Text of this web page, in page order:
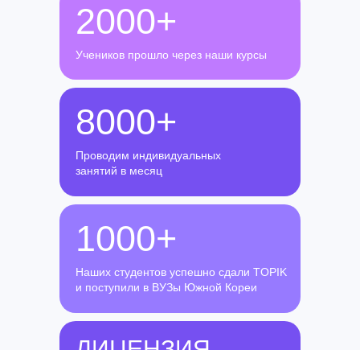
2000+
Учеников прошло через наши курсы
8000+
Проводим индивидуальных
занятий в месяц
1000+
Наших студентов успешно сдали TOPIK
и поступили в ВУЗы Южной Кореи